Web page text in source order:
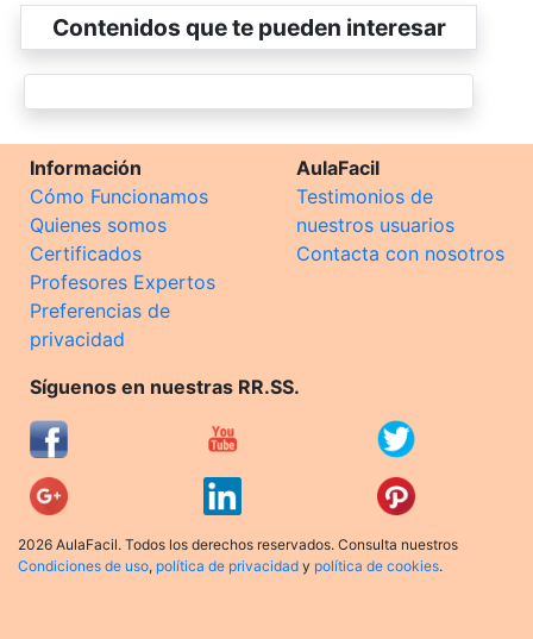
Contenidos que te pueden interesar
Información
Cómo Funcionamos
Quienes somos
Certificados
Profesores Expertos
Preferencias de
privacidad
AulaFacil
Testimonios de
nuestros usuarios
Contacta con nosotros
Síguenos en nuestras RR.SS.
2026 AulaFacil. Todos los derechos reservados. Consulta nuestros
Condiciones de uso, política de privacidad y política de cookies.